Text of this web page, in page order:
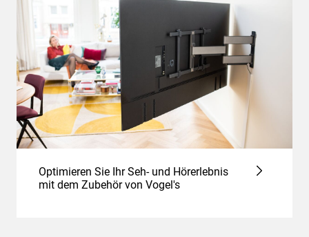
Optimieren Sie Ihr Seh- und Hörerlebnis
mit dem Zubehör von Vogel's